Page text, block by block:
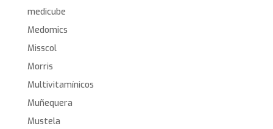
medicube
Medomics
Misscol
Morris
Multivitamínicos
Muñequera
Mustela